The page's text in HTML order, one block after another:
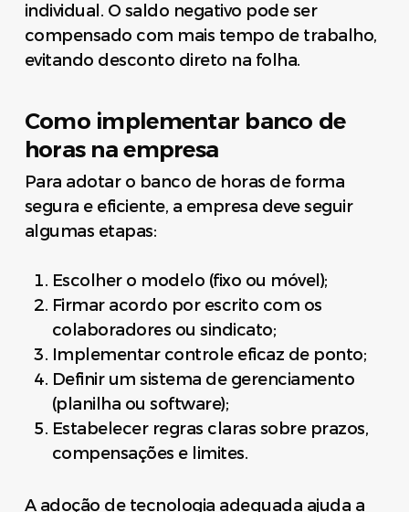
individual. O saldo negativo pode ser
compensado com mais tempo de trabalho,
evitando desconto direto na folha.
Como implementar banco de
horas na empresa
Para adotar o banco de horas de forma
segura e eficiente, a empresa deve seguir
algumas etapas:
Escolher o modelo (fixo ou móvel);
Firmar acordo por escrito com os
colaboradores ou sindicato;
Implementar controle eficaz de ponto;
Definir um sistema de gerenciamento
(planilha ou software);
Estabelecer regras claras sobre prazos,
compensações e limites.
A adoção de tecnologia adequada ajuda a